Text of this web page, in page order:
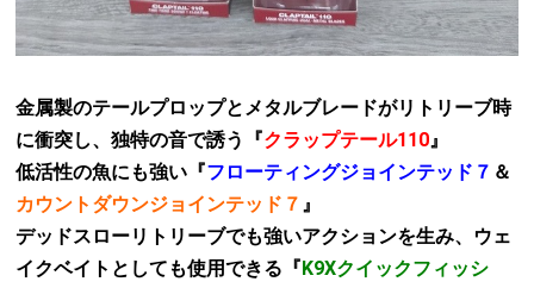
金属製のテールプロップとメタルブレードがリトリーブ時
に衝突し、独特の音で誘う『クラップテール110』
低活性の魚にも強い『フローティングジョインテッド７ ＆
カウントダウンジョインテッド７ 』
デッドスローリトリーブでも強いアクションを生み、ウェ
イクベイトとしても使用できる『 K9Xクイックフィッシ